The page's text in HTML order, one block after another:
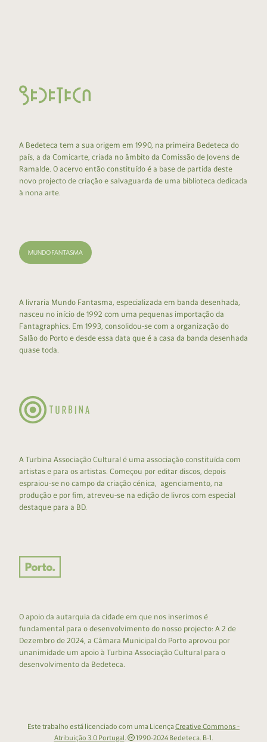
A Bedeteca tem a sua origem em 1990, na primeira Bedeteca do
país, a da Comicarte, criada no âmbito da Comissão de Jovens de
Ramalde. O acervo então constituído é a base de partida deste
novo projecto de criação e salvaguarda de uma biblioteca dedicada
à nona arte.
A livraria Mundo Fantasma, especializada em banda desenhada,
nasceu no início de 1992 com uma pequenas importação da
Fantagraphics. Em 1993, consolidou-se com a organização do
Salão do Porto e desde essa data que é a casa da banda desenhada
quase toda.
A Turbina Associação Cultural é uma associação constituída com
artistas e para os artistas. Começou por editar discos, depois
espraiou-se no campo da criação cénica, agenciamento, na
produção e por fim, atreveu-se na edição de livros com especial
destaque para a BD.
O apoio da autarquia da cidade em que nos inserimos é
fundamental para o desenvolvimento do nosso projecto: A 2 de
Dezembro de 2024, a Câmara Municipal do Porto aprovou por
unanimidade um apoio à Turbina Associação Cultural para o
desenvolvimento da Bedeteca.
Este trabalho está licenciado com uma LicençaCreative Commons -
Atribuição 3.0 Portugal. 1990-2024 Bedeteca. B-1.